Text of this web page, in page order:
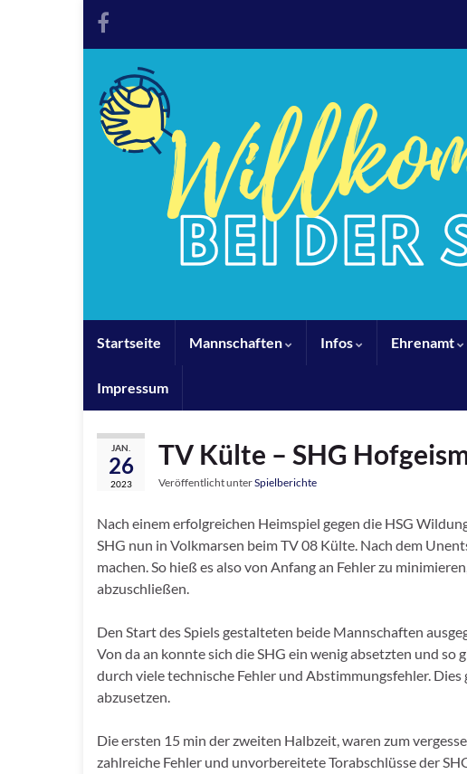
Startseite Mannschaften Infos Ehrenamt
Impressum
JAN.
26
2023
TV Külte – SHG
Veröffentlicht unterSpielberichte
Nach einem erfolgreichen Heimspiel gegen die HSG
SHG nun in Volkmarsen beim TV 08 Külte. Nach dem
machen. So hieß es also von Anfang an Fehler zu
abzuschließen.
Den Start des Spiels gestalteten beide Mannschaften
Von da an konnte sich die SHG ein wenig absetzten und
durch viele technische Fehler und Abstimmungsfehler.
abzusetzen.
Die ersten 15 min der zweiten Halbzeit, waren zum
zahlreiche Fehler und unvorbereitete Torabschlüsse der